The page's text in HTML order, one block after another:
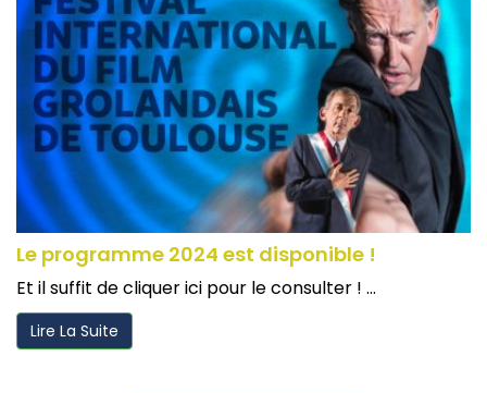
Le programme 2024 est disponible !
Et il suffit de cliquer ici pour le consulter ! ...
Lire La Suite